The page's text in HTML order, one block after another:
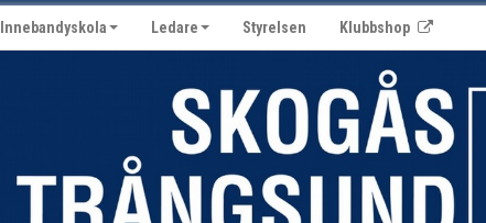
Innebandyskola Ledare Styrelsen Klubbshop